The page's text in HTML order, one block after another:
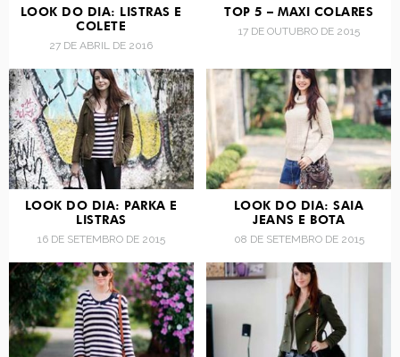
LOOK DO DIA: LISTRAS E
COLETE
27 DE ABRIL DE 2016
TOP 5 – MAXI COLARES
17 DE OUTUBRO DE 2015
LOOK DO DIA: PARKA E
LISTRAS
16 DE SETEMBRO DE 2015
LOOK DO DIA: SAIA
JEANS E BOTA
08 DE SETEMBRO DE 2015